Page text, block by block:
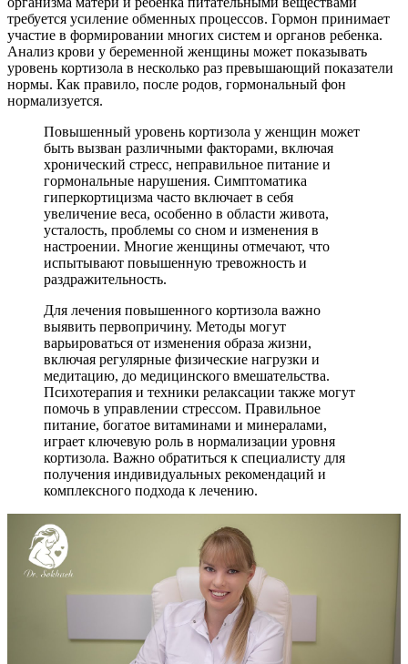
требуется усиление обменных процессов. Гормон принимает
участие в формировании многих систем и органов ребенка.
Анализ крови у беременной женщины может показывать
уровень кортизола в несколько раз превышающий показатели
нормы. Как правило, после родов, гормональный фон
нормализуется.
Повышенный уровень кортизола у женщин может
быть вызван различными факторами, включая
хронический стресс, неправильное питание и
гормональные нарушения. Симптоматика
гиперкортицизма часто включает в себя
увеличение веса, особенно в области живота,
усталость, проблемы со сном и изменения в
настроении. Многие женщины отмечают, что
испытывают повышенную тревожность и
раздражительность.
Для лечения повышенного кортизола важно
выявить первопричину. Методы могут
варьироваться от изменения образа жизни,
включая регулярные физические нагрузки и
медитацию, до медицинского вмешательства.
Психотерапия и техники релаксации также могут
помочь в управлении стрессом. Правильное
питание, богатое витаминами и минералами,
играет ключевую роль в нормализации уровня
кортизола. Важно обратиться к специалисту для
получения индивидуальных рекомендаций и
комплексного подхода к лечению.